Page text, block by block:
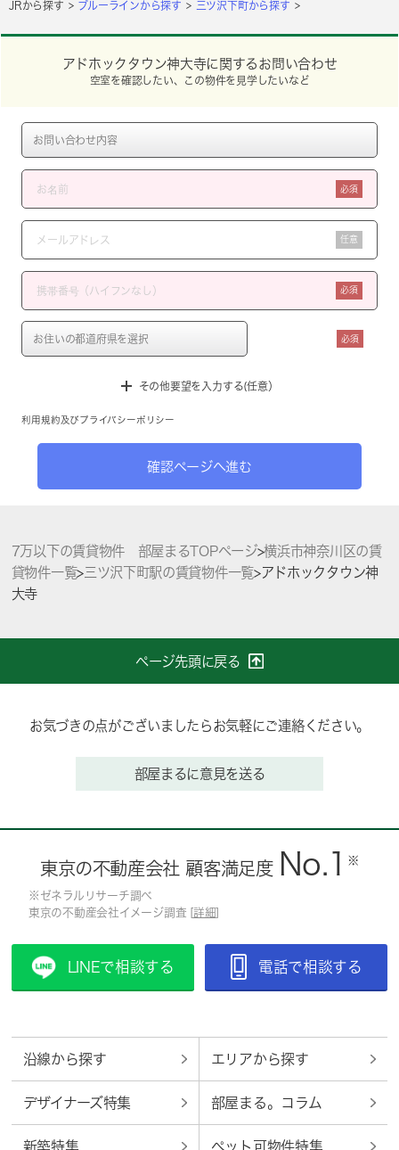
JRから探す ブルーラインから探す 三ツ沢下町から探す
アドホックタウン神大寺に関するお問い合わせ
空室を確認したい、この物件を見学したいなど
必須
任意
必須
必須
その他要望を入力する(任意）
利用規約 及び プライバシーポリシー
確認ページへ進む
7万以下の賃貸物件 部屋まるTOPページ>横浜市神奈川区の賃
貸物件一覧>三ツ沢下町駅の賃貸物件一覧>アドホックタウン神
大寺
ページ先頭に戻る
お気づきの点がございましたらお気軽にご連絡ください。
部屋まるに意見を送る
東京の不動産会社 顧客満足度 No.1 ※
※ゼネラルリサーチ調べ
東京の不動産会社イメージ調査 [ 詳細
LINEで相談する 電話で相談する
沿線から探す エリアから探す
デザイナーズ特集 部屋まる。コラム
新築特集 ペット可物件特集